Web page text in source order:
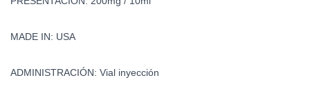
MADE IN: USA
ADMINISTRACIÓN: Vial inyección